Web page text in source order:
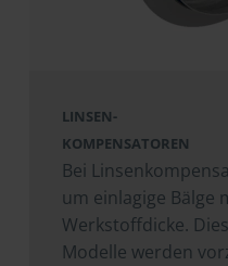
LINSEN-
KOMPENSATOREN
Bei
um einlagige Bälge
Werkstoffdicke.
Modelle werden